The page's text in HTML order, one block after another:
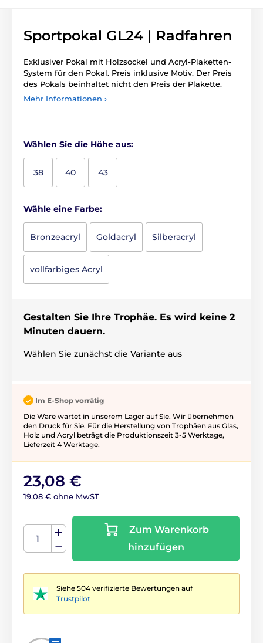
Sportpokal GL24 | Radfahren
Exklusiver Pokal mit Holzsockel und Acryl-Plaketten-
System für den Pokal. Preis inklusive Motiv. Der Preis
des Pokals beinhaltet nicht den Preis der Plakette.
Mehr Informationen ›
Wählen Sie die Höhe aus:
38 40 43
Wähle eine Farbe:
Bronzeacryl Goldacryl Silberacryl
vollfarbiges Acryl
Gestalten Sie Ihre Trophäe. Es wird keine 2
Minuten dauern.
Wählen Sie zunächst die Variante aus
Im E-Shop vorrätig
Die Ware wartet in unserem Lager auf Sie. Wir übernehmen
den Druck für Sie. Für die Herstellung von Trophäen aus Glas,
Holz und Acryl beträgt die Produktionszeit 3-5 ​​Werktage,
Lieferzeit 4 Werktage.
23,08 €
19,08 € ohne MwST
Zum Warenkorb
hinzufügen
Siehe 504 verifizierte Bewertungen auf
Trustpilot